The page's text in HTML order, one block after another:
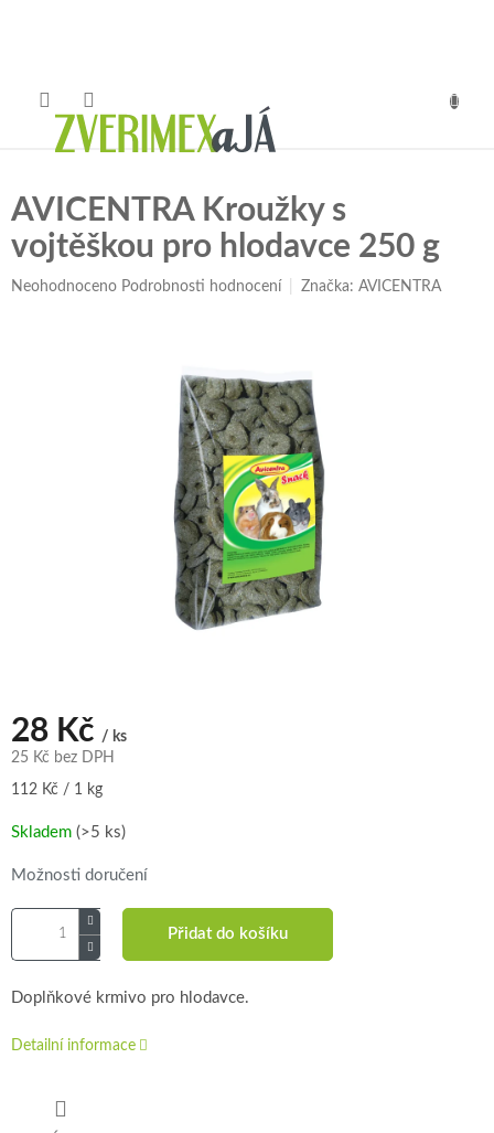
AVICENTRA Kroužky s
vojtěškou pro hlodavce 250 g
Průměrné
Neohodnoceno Podrobnosti hodnocení Značka:AVICENTRA
28 Kč / ks
25 Kč bez DPH
Měrná
112 Kč / 1 kg
Skladem (>5 ks)
Možnosti doručení
Přidat do košíku
Doplňkové krmivo pro hlodavce.
Detailní informace